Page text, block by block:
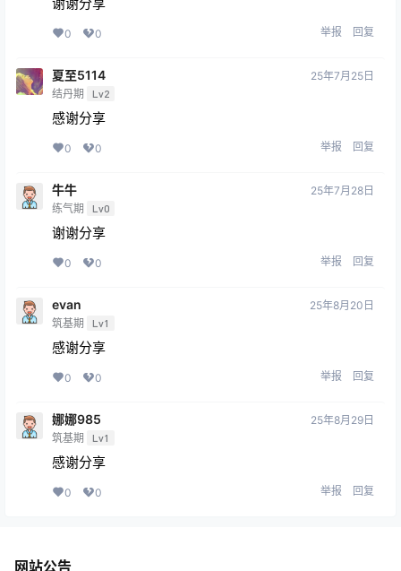
0 0 举报 回复
夏至5114
结丹期 Lv2
25年7月25日
感谢分享
0 0 举报 回复
牛牛
练气期 Lv0
25年7月28日
谢谢分享
0 0 举报 回复
evan
筑基期 Lv1
25年8月20日
感谢分享
0 0 举报 回复
娜娜985
筑基期 Lv1
25年8月29日
感谢分享
0 0 举报 回复
网站公告